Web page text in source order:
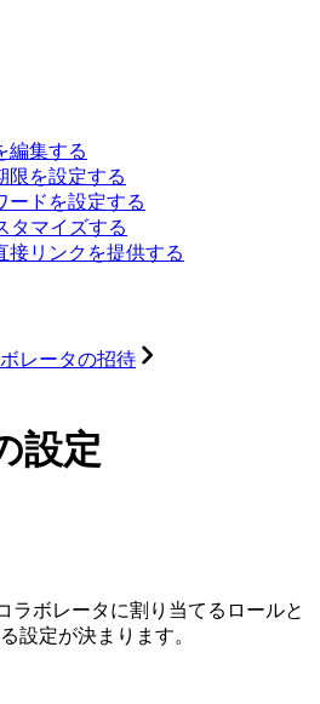
編集する
限を設定する
ードを設定する
タマイズする
接リンクを提供する
レータの招待
設定
ラボレータに割り当てるロールと
設定が決まります。